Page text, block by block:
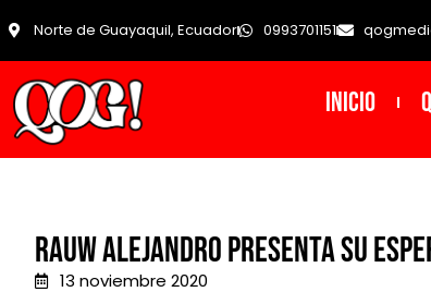
Norte de Guayaquil, Ecuador 0993701151
INICIO
Rauw Alejandro presenta su
13 noviembre 2020